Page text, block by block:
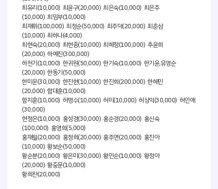
최유리(10,000) 최윤구(20,000) 최은숙(10,000) 최은주
(10,000) 최임부(10,000)
최재휘(100,000) 최정순(50,000) 최주덕(20,000) 최춘삼
(10,000) 최하나(4,000)
최현숙(20,000) 최현종(10,000) 최혜정(100,000) 추윤희
(20,000) 하예진(300,000)
하천기(10,000) 한귀원(50,000) 한기숙(10,000) 한기윤,유영순
(20,000) 한동기(50,000)
한미운(30,000) 한진현(10,000) 한진희(200,000) 한혜민
(20,000) 함대훈(10,000)
함지훈(10,000) 허명수(10,000) 허미(10,000) 허상익(30,000) 허인애
(30,000)
현정은(10,000) 홍성경(30,000) 홍순경(20,000) 홍신숙
(100,000) 홍영희(5,000)
홍재필(20,000) 홍정희(20,000) 홍주연(20,000) 홍진아
(10,000) 황보순(50,000)
황순분(20,000) 황은미(30,000) 황인순(10,000) 황정아
(20,000) 황중문(10,000)
황희찬(20,000)